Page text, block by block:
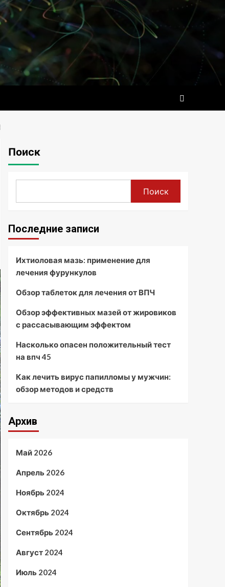
Поиск
Поиск
Последние записи
Ихтиоловая мазь: применение для
лечения фурункулов
Обзор таблеток для лечения от ВПЧ
Обзор эффективных мазей от жировиков
с рассасывающим эффектом
Насколько опасен положительный тест
на впч 45
Как лечить вирус папилломы у мужчин:
обзор методов и средств
Архив
Май 2026
Апрель 2026
Ноябрь 2024
Октябрь 2024
Сентябрь 2024
Август 2024
Июль 2024